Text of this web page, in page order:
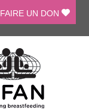
FAIRE UN DON